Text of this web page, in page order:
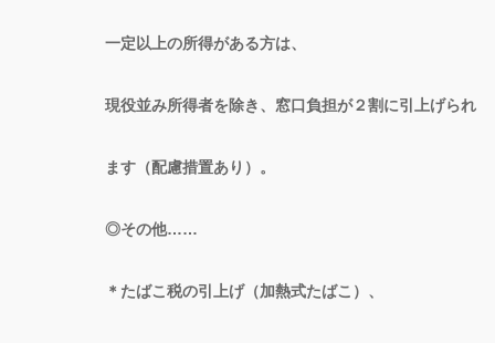
一定以上の所得がある方は、
現役並み所得者を除き、窓口負担が２割に引上げられ
ます（配慮措置あり）。
◎その他……
＊たばこ税の引上げ（加熱式たばこ）、